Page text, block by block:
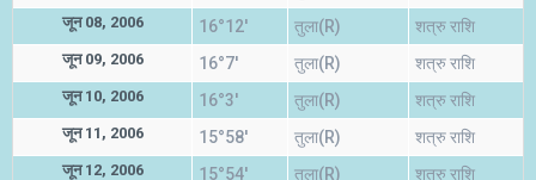
जून 08, 2006 16°12' तुला(R) शत्रु राशि
जून 09, 2006 16°7' तुला(R) शत्रु राशि
जून 10, 2006 16°3' तुला(R) शत्रु राशि
जून 11, 2006 15°58' तुला(R) शत्रु राशि
जून 12, 2006 15°54' तुला(R) शत्रु राशि